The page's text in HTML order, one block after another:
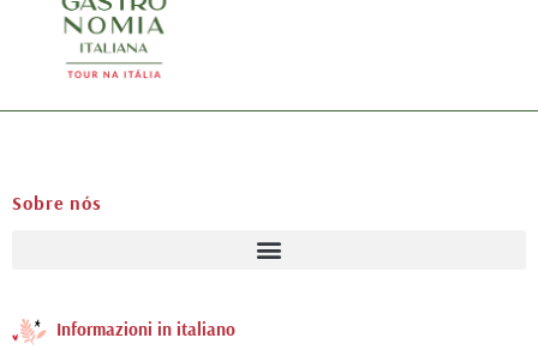
Sobre nós
Informazioni in italiano